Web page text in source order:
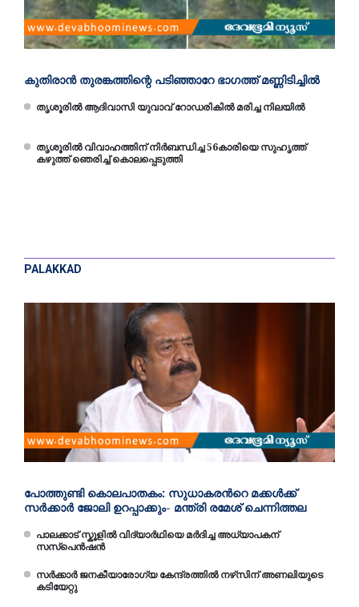
കുതിരാൻ തുരങ്കത്തിന്റെ പടിഞ്ഞാറേ ഭാഗത്ത് മണ്ണിടിച്ചിൽ
തൃശൂരിൽ ആദിവാസി യുവാവ് റോഡരികിൽ മരിച്ച നിലയിൽ
തൃശൂരിൽ വിവാഹത്തിന് നിർബന്ധിച്ച 56കാരിയെ സുഹൃത്ത്
കഴുത്ത് ഞെരിച്ച് കൊലപ്പെടുത്തി
PALAKKAD
പോത്തുണ്ടി കൊലപാതകം: സുധാകരന്‍റെ മക്കള്‍ക്ക്
സര്‍ക്കാര്‍ ജോലി ഉറപ്പാക്കും- മന്ത്രി രമേശ് ചെന്നിത്തല
പാലക്കാട് സ്കൂളിൽ വിദ്യാർഥിയെ മർദിച്ച അധ്യാപകന്
സസ്പെൻഷൻ
സര്‍ക്കാര്‍ ജനകീയാരോഗ്യ കേന്ദ്രത്തില്‍ നഴ്‌സിന് അണലിയുടെ
കടിയേറ്റു